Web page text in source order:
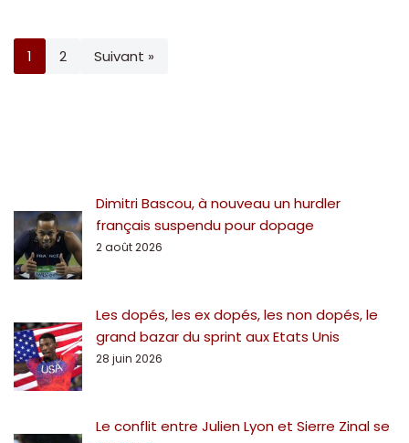
1 2 Suivant »
Dimitri Bascou, à nouveau un hurdler
français suspendu pour dopage
2 août 2026
Les dopés, les ex dopés, les non dopés, le
grand bazar du sprint aux Etats Unis
28 juin 2026
Le conflit entre Julien Lyon et Sierre Zinal se